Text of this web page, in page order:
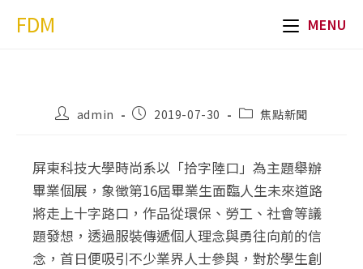
FDM MENU
admin 2019-07-30 焦點新聞
屏東科技大學時尚系以「拾字陸口」為主題舉辦
畢業個展，象徵第16屆畢業生面臨人生未來道路
將走上十字路口，作品從環保、勞工、社會等議
題發想，透過服裝傳遞個人理念與勇往向前的信
念，首日便吸引不少業界人士參與，對於學生創